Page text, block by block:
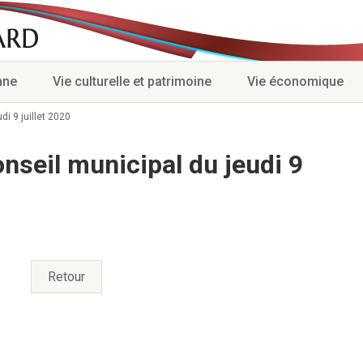
Vie culturelle et patrimoine Vie économique
9 juillet 2020
municipal du jeudi 9
Retour